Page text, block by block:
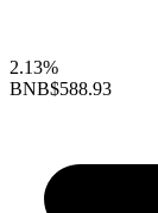
2.13%
BNB$588.93